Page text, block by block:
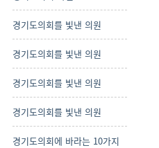
경기도의회를 빛낸 의원
경기도의회를 빛낸 의원
경기도의회를 빛낸 의원
경기도의회를 빛낸 의원
경기도의회에 바라는 10가지